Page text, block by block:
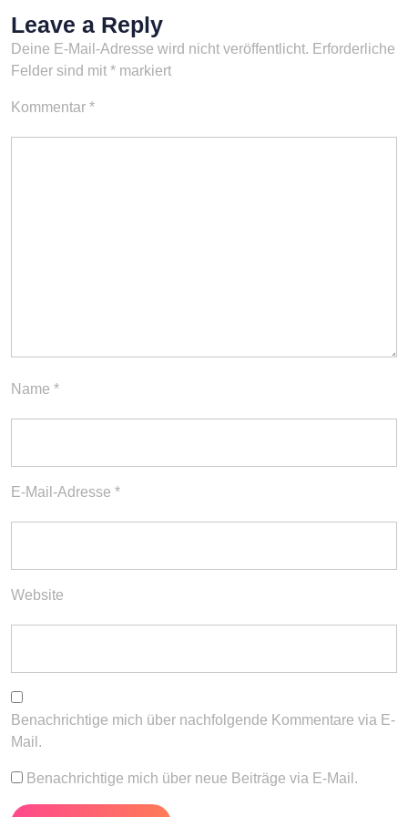
Leave a Reply
Deine E-Mail-Adresse wird nicht veröffentlicht. Erforderliche
Felder sind mit * markiert
Kommentar *
Name *
E-Mail-Adresse *
Website
Benachrichtige mich über nachfolgende Kommentare via E-
Mail.
Benachrichtige mich über neue Beiträge via E-Mail.